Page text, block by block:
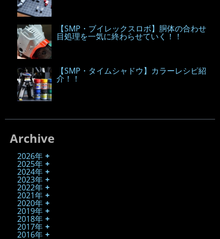
【SMP・ブイレックスロボ】胴体の合わせ
目処理を一気に終わらせていく！！
【SMP・タイムシャドウ】カラーレシピ紹
介！！
Archive
2026年
2025年
2024年
2023年
2022年
2021年
2020年
2019年
2018年
2017年
2016年